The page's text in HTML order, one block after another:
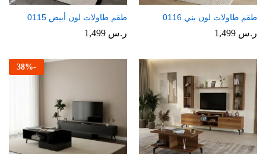
طقم طاولات لون بني 0116
ر.س
طقم طاولات لون أبيض 0115
ر.س
-
38%